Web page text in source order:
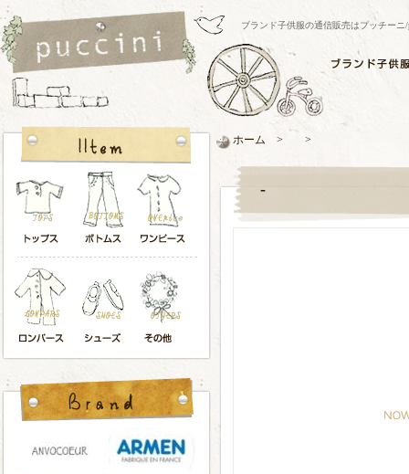
ブランド子供服の通信販売はプッチー
ホーム > >
-